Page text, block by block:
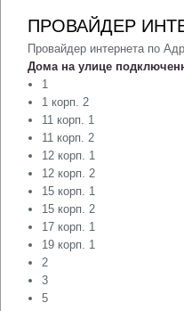
ПРОВАЙДЕР
Провайдер интернета по
Дома на улице
1
1 корп. 2
11 корп. 1
11 корп. 2
12 корп. 1
12 корп. 2
15 корп. 1
15 корп. 2
17 корп. 1
19 корп. 1
2
3
5